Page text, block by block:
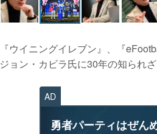
『ウイニングイレブン』、『
ジョン・カビラ氏に30年の知られ
AD
勇者パーティはぜん